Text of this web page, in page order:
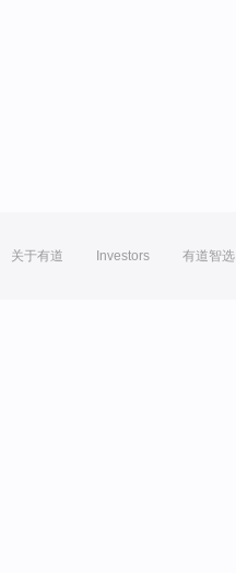
关于有道 Investors 有道智选